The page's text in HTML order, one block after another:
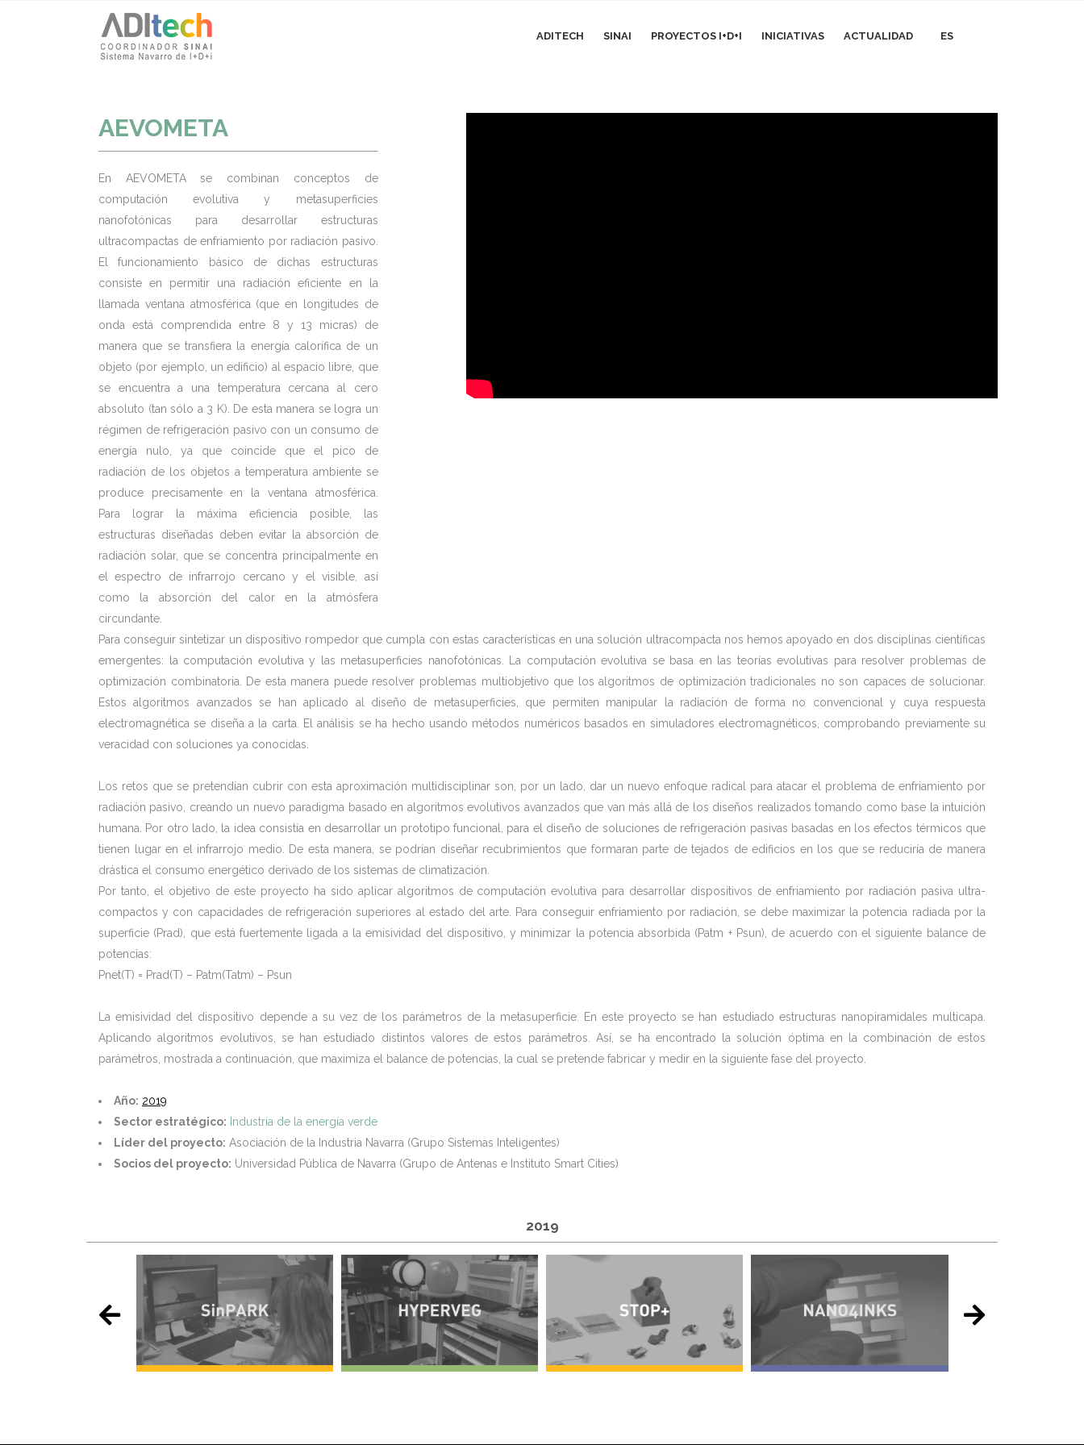
ADITECH SINAI PROYECTOS I+D+I INICIATIVAS ACTUALIDAD ES
AEVOMETA
En AEVOMETA se combinan conceptos de
computación evolutiva y metasuperficies
nanofotónicas para desarrollar estructuras
ultracompactas de enfriamiento por radiación pasivo.
El funcionamiento básico de dichas estructuras
consiste en permitir una radiación eficiente en la
llamada ventana atmosférica (que en longitudes de
onda está comprendida entre 8 y 13 micras) de
manera que se transfiera la energía calorífica de un
objeto (por ejemplo, un edificio) al espacio libre, que
se encuentra a una temperatura cercana al cero
absoluto (tan sólo a 3 K). De esta manera se logra un
régimen de refrigeración pasivo con un consumo de
energía nulo, ya que coincide que el pico de
radiación de los objetos a temperatura ambiente se
produce precisamente en la ventana atmosférica.
Para lograr la máxima eficiencia posible, las
estructuras diseñadas deben evitar la absorción de
radiación solar, que se concentra principalmente en
el espectro de infrarrojo cercano y el visible, así
como la absorción del calor en la atmósfera
circundante.
Para conseguir sintetizar un dispositivo rompedor que cumpla con estas características en una solución ultracompacta nos hemos apoyado en dos disciplinas científicas
emergentes: la computación evolutiva y las metasuperficies nanofotónicas. La computación evolutiva se basa en las teorías evolutivas para resolver problemas de
optimización combinatoria. De esta manera puede resolver problemas multiobjetivo que los algoritmos de optimización tradicionales no son capaces de solucionar.
Estos algoritmos avanzados se han aplicado al diseño de metasuperficies, que permiten manipular la radiación de forma no convencional y cuya respuesta
electromagnética se diseña a la carta. El análisis se ha hecho usando métodos numéricos basados en simuladores electromagnéticos, comprobando previamente su
veracidad con soluciones ya conocidas.
Los retos que se pretendían cubrir con esta aproximación multidisciplinar son, por un lado, dar un nuevo enfoque radical para atacar el problema de enfriamiento por
radiación pasivo, creando un nuevo paradigma basado en algoritmos evolutivos avanzados que van más allá de los diseños realizados tomando como base la intuición
humana. Por otro lado, la idea consistía en desarrollar un prototipo funcional, para el diseño de soluciones de refrigeración pasivas basadas en los efectos térmicos que
tienen lugar en el infrarrojo medio. De esta manera, se podrían diseñar recubrimientos que formaran parte de tejados de edificios en los que se reduciría de manera
drástica el consumo energético derivado de los sistemas de climatización.
Por tanto, el objetivo de este proyecto ha sido aplicar algoritmos de computación evolutiva para desarrollar dispositivos de enfriamiento por radiación pasiva ultra-
compactos y con capacidades de refrigeración superiores al estado del arte. Para conseguir enfriamiento por radiación, se debe maximizar la potencia radiada por la
superficie (Prad), que está fuertemente ligada a la emisividad del dispositivo, y minimizar la potencia absorbida (Patm + Psun), de acuerdo con el siguiente balance de
potencias:
Pnet(T) = Prad(T) – Patm(Tatm) – Psun
La emisividad del dispositivo depende a su vez de los parámetros de la metasuperficie. En este proyecto se han estudiado estructuras nanopiramidales multicapa.
Aplicando algoritmos evolutivos, se han estudiado distintos valores de estos parámetros. Así, se ha encontrado la solución óptima en la combinación de estos
parámetros, mostrada a continuación, que maximiza el balance de potencias, la cual se pretende fabricar y medir en la siguiente fase del proyecto.
Año: 2019
Sector estratégico: Industria de la energía verde
Líder del proyecto: Asociación de la Industria Navarra (Grupo Sistemas Inteligentes)
Socios del proyecto: Universidad Pública de Navarra (Grupo de Antenas e Instituto Smart Cities)
2019